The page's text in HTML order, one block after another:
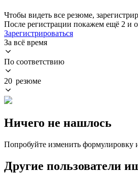
Чтобы видеть все резюме,
После регистрации покажем ещё 2 и
Зарегистрироваться
За всё время
По соответствию
20 резюме
Ничего не нашлось
Попробуйте изменить формулировку
Другие пользователи